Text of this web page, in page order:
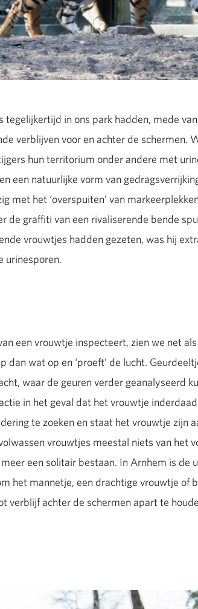
in ons park hadden, mede
verblijven voor en achter de schermen.
hun territorium onder andere met
een natuurlijke vorm van
met het ‘overspuiten’ van
de graffiti van een rivaliserende bende
vrouwtjes hadden gezeten, was hij
urinesporen.
een vrouwtje inspecteert, zien we net
wat op en ‘proeft’ de lucht.
waar de geuren verder geanalyseerd
in het geval dat het vrouwtje
te zoeken en staat het vrouwtje zijn
vrouwtjes meestal niets van het
een solitair bestaan. In Arnhem is de
het mannetje, een drachtige vrouwtje of
verblijf achter de schermen apart te